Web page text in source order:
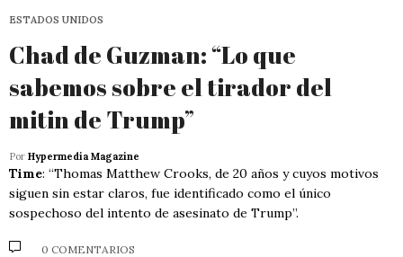
ESTADOS UNIDOS
Chad de Guzman: “Lo que
sabemos sobre el tirador del
mitin de Trump”
Por Hypermedia Magazine
Time: “Thomas Matthew Crooks, de 20 años y cuyos motivos
siguen sin estar claros, fue identificado como el único
sospechoso del intento de asesinato de Trump”.
0 COMENTARIOS